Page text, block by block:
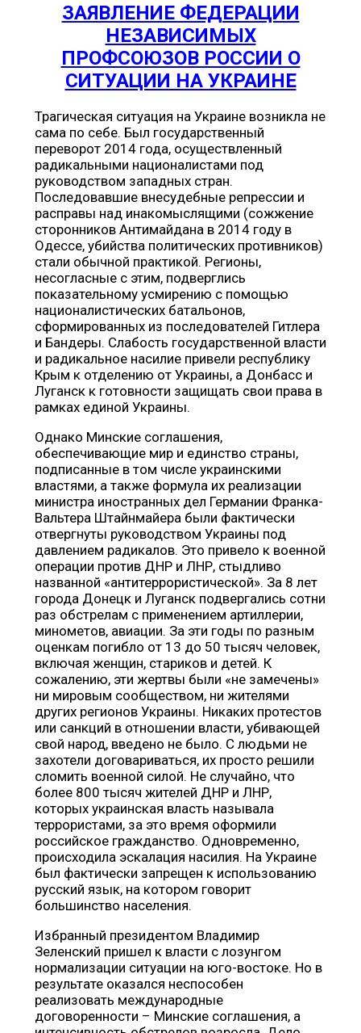
ЗАЯВЛЕНИЕ ФЕДЕРАЦИИ
НЕЗАВИСИМЫХ
ПРОФСОЮЗОВ РОССИИ О
СИТУАЦИИ НА УКРАИНЕ
Трагическая ситуация на Украине возникла не
сама по себе. Был государственный
переворот 2014 года, осуществленный
радикальными националистами под
руководством западных стран.
Последовавшие внесудебные репрессии и
расправы над инакомыслящими (сожжение
сторонников Антимайдана в 2014 году в
Одессе, убийства политических противников)
стали обычной практикой. Регионы,
несогласные с этим, подверглись
показательному усмирению с помощью
националистических батальонов,
сформированных из последователей Гитлера
и Бандеры. Слабость государственной власти
и радикальное насилие привели республику
Крым к отделению от Украины, а Донбасс и
Луганск к готовности защищать свои права в
рамках единой Украины.
Однако Минские соглашения,
обеспечивающие мир и единство страны,
подписанные в том числе украинскими
властями, а также формула их реализации
министра иностранных дел Германии Франка-
Вальтера Штайнмайера были фактически
отвергнуты руководством Украины под
давлением радикалов. Это привело к военной
операции против ДНР и ЛНР, стыдливо
названной «антитеррористической». За 8 лет
города Донецк и Луганск подвергались сотни
раз обстрелам с применением артиллерии,
минометов, авиации. За эти годы по разным
оценкам погибло от 13 до 50 тысяч человек,
включая женщин, стариков и детей. К
сожалению, эти жертвы были «не замечены»
ни мировым сообществом, ни жителями
других регионов Украины. Никаких протестов
или санкций в отношении власти, убивающей
свой народ, введено не было. С людьми не
захотели договариваться, их просто решили
сломить военной силой. Не случайно, что
более 800 тысяч жителей ДНР и ЛНР,
которых украинская власть называла
террористами, за это время оформили
российское гражданство. Одновременно,
происходила эскалация насилия. На Украине
был фактически запрещен к использованию
русский язык, на котором говорит
большинство населения.
Избранный президентом Владимир
Зеленский пришел к власти с лозунгом
нормализации ситуации на юго-востоке. Но в
результате оказался неспособен
реализовать международные
договоренности – Минские соглашения, а